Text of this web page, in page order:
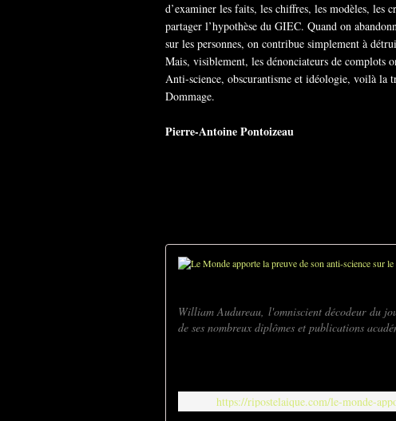
d’examiner les faits, les chiffres, les modèles, les
partager l’hypothèse du GIEC. Quand on
sur les personnes, on contribue simplement à
Mais, visiblement, les dénonciateurs de complots
Anti-science, obscurantisme et idéologie, voilà
Dommage.
Pierre-Antoine Pontoizeau
William Audureau, l'omniscient décodeur du
de ses nombreux diplômes et publications
https://ripostelaique.com/le-monde-